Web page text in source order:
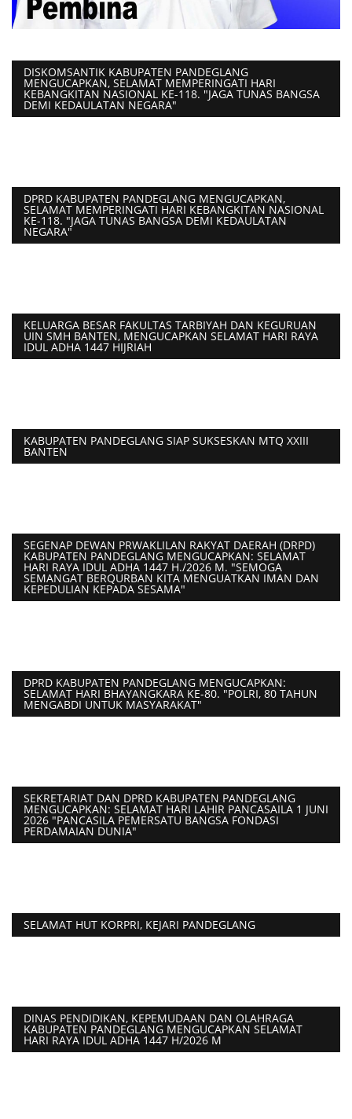
DISKOMSANTIK KABUPATEN PANDEGLANG
MENGUCAPKAN, SELAMAT MEMPERINGATI HARI
KEBANGKITAN NASIONAL KE-118. "JAGA TUNAS BANGSA
DEMI KEDAULATAN NEGARA"
DPRD KABUPATEN PANDEGLANG MENGUCAPKAN,
SELAMAT MEMPERINGATI HARI KEBANGKITAN NASIONAL
KE-118. "JAGA TUNAS BANGSA DEMI KEDAULATAN
NEGARA"
KELUARGA BESAR FAKULTAS TARBIYAH DAN KEGURUAN
UIN SMH BANTEN, MENGUCAPKAN SELAMAT HARI RAYA
IDUL ADHA 1447 HIJRIAH
KABUPATEN PANDEGLANG SIAP SUKSESKAN MTQ XXIII
BANTEN
SEGENAP DEWAN PRWAKLILAN RAKYAT DAERAH (DRPD)
KABUPATEN PANDEGLANG MENGUCAPKAN: SELAMAT
HARI RAYA IDUL ADHA 1447 H./2026 M. "SEMOGA
SEMANGAT BERQURBAN KITA MENGUATKAN IMAN DAN
KEPEDULIAN KEPADA SESAMA"
DPRD KABUPATEN PANDEGLANG MENGUCAPKAN:
SELAMAT HARI BHAYANGKARA KE-80. "POLRI, 80 TAHUN
MENGABDI UNTUK MASYARAKAT"
SEKRETARIAT DAN DPRD KABUPATEN PANDEGLANG
MENGUCAPKAN: SELAMAT HARI LAHIR PANCASAILA 1 JUNI
2026 "PANCASILA PEMERSATU BANGSA FONDASI
PERDAMAIAN DUNIA"
SELAMAT HUT KORPRI, KEJARI PANDEGLANG
DINAS PENDIDIKAN, KEPEMUDAAN DAN OLAHRAGA
KABUPATEN PANDEGLANG MENGUCAPKAN SELAMAT
HARI RAYA IDUL ADHA 1447 H/2026 M